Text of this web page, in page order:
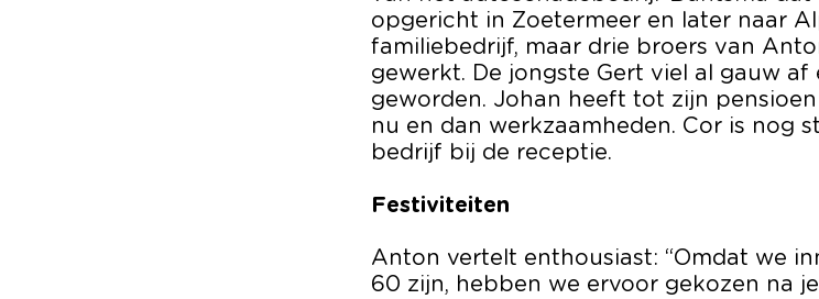
opgericht in Zoetermeer en later naar
familiebedrijf, maar drie broers van
gewerkt. De jongste Gert viel al gauw
geworden. Johan heeft tot zijn
nu en dan werkzaamheden. Cor is nog
bedrijf bij de receptie.
Festiviteiten
Anton vertelt enthousiast: “Omdat we
60 zijn, hebben we ervoor gekozen na